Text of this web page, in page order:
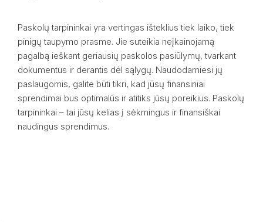
Paskolų tarpininkai yra vertingas išteklius tiek laiko, tiek
pinigų taupymo prasme. Jie suteikia neįkainojamą
pagalbą ieškant geriausių paskolos pasiūlymų, tvarkant
dokumentus ir derantis dėl sąlygų. Naudodamiesi jų
paslaugomis, galite būti tikri, kad jūsų finansiniai
sprendimai bus optimalūs ir atitiks jūsų poreikius. Paskolų
tarpininkai – tai jūsų kelias į sėkmingus ir finansiškai
naudingus sprendimus.